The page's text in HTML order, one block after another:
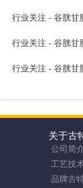
行业关注 - 谷胱甘
行业关注 - 谷胱甘
行业关注 - 谷胱甘
关于古
公司简
工艺技
品牌古